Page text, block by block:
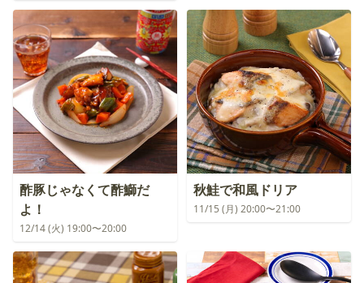
酢豚じゃなくて酢鰤だ
よ！
12/14 (火) 19:00〜20:00
秋鮭で和風ドリア
11/15 (月) 20:00〜21:00